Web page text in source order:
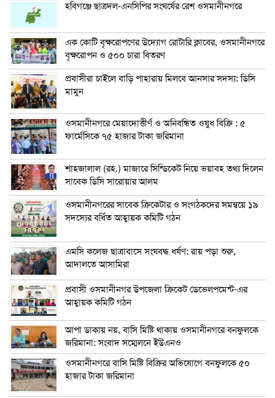
হবিগঞ্জে ছাত্রদল-এনসিপির সংঘর্ষের রেশ ওসমানীনগরে
এক কোটি বৃক্ষরোপণের উদ্যোগ রোটারি ক্লাবের, ওসমানীনগরে
বৃক্ষরোপন ও ৫০০ চারা বিতরণ
প্রবাসীরা চাইলে বাড়ি পাহারায় মিলবে আনসার সদস্য: ডিসি
মামুন
ওসমানীনগরে মেয়াদোত্তীর্ণ ও অনিবন্ধিত ওষুধ বিক্রি : ৫
ফার্মেসিকে ৭৫ হাজার টাকা জরিমানা
শাহজালাল (রহ.) মাজারে সিন্ডিকেট নিয়ে ভয়াবহ তথ্য দিলেন
সাবেক ডিসি সারোয়ার আলম
ওসমানীনগরের সাবেক ক্রিকেটার ও সংগঠকদের সমন্বয়ে ১৯
সদস্যের বর্ধিত আহ্বায়ক কমিটি গঠন
এম‌সি কলেজ ছাত্রাবাসে সংঘবদ্ধ ধর্ষণ: রায় পড়া শুরু,
আদালতে আসামিরা
প্রবাসী ওসমানীনগর উপজেলা ক্রিকেট ডেভেলপমেন্ট-এর
আহ্বায়ক কমিটি গঠন
আপা ডাকায় নয়, বাসি মিষ্টি থাকায় ওসমানীনগরে বনফুলকে
জরিমানা: সংবাদ সম্মেলনে ইউএনও
ওসমানীনগরে বাসি মিষ্টি বিক্রির অভিযোগে বনফুলকে ৫০
হাজার টাকা জরিমানা